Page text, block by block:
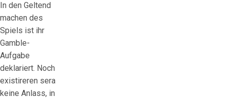
In den Geltend
machen des
Spiels ist ihr
Gamble-
Aufgabe
deklariert. Noch
existireren sera
keine Anlass, in